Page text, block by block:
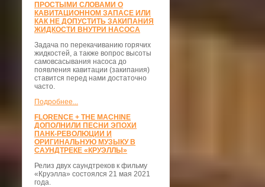
ПРОСТЫМИ СЛОВАМИ О
КАВИТАЦИОННОМ ЗАПАСЕ ИЛИ
КАК НЕ ДОПУСТИТЬ ЗАКИПАНИЯ
ЖИДКОСТИ ВНУТРИ НАСОСА
Задача по перекачиванию горячих
жидкостей, а также вопрос высоты
самовсасывания насоса до
появления кавитации (закипания)
ставится перед нами достаточно
часто.
Подробнее...
FLORENCE + THE MACHINE
ДОПОЛНИЛИ ПЕСНИ ЭПОХИ
ПАНК-РЕВОЛЮЦИИ И
ОРИГИНАЛЬНУЮ МУЗЫКУ В
САУНДТРЕКЕ «КРУЭЛЛЫ»
Релиз двух саундтреков к фильму
«Круэлла» состоялся 21 мая 2021
года.